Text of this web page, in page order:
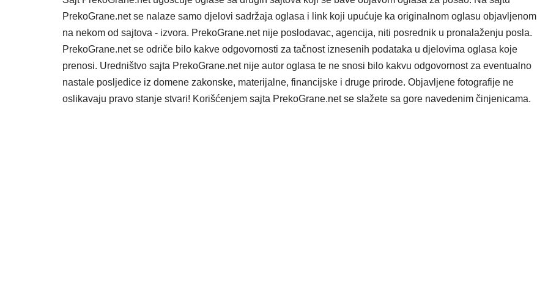
PrekoGrane.net se nalaze samo djelovi sadržaja oglasa i link koji upućuje ka originalnom oglasu objavljenom
na nekom od sajtova - izvora. PrekoGrane.net nije poslodavac, agencija, niti posrednik u pronalaženju posla.
PrekoGrane.net se odriče bilo kakve odgovornosti za tačnost iznesenih podataka u djelovima oglasa koje
prenosi. Uredništvo sajta PrekoGrane.net nije autor oglasa te ne snosi bilo kakvu odgovornost za eventualno
nastale posljedice iz domene zakonske, materijalne, financijske i druge prirode. Objavljene fotografije ne
oslikavaju pravo stanje stvari! Korišćenjem sajta PrekoGrane.net se slažete sa gore navedenim činjenicama.